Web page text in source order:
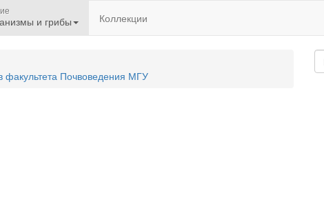
и грибы Коллекции
факультета Почвоведения МГУ